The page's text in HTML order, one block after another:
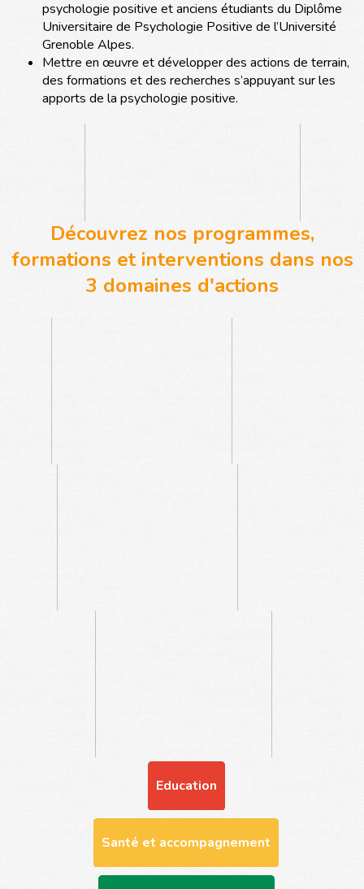
psychologie positive et anciens étudiants du Diplôme
Universitaire de Psychologie Positive de l’Université
Grenoble Alpes.
Mettre en œuvre et développer des actions de terrain,
des formations et des recherches s’appuyant sur les
apports de la psychologie positive.
Découvrez nos programmes,
formations et interventions dans nos
3 domaines d'actions
Education
Santé et accompagnement